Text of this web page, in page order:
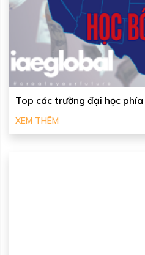
Top các trường đại học
XEM THÊM